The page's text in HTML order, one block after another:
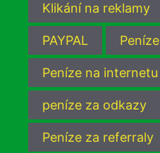
Klikání na reklamy
PAYPAL Peníze
Peníze na internetu
peníze za odkazy
Peníze za referraly